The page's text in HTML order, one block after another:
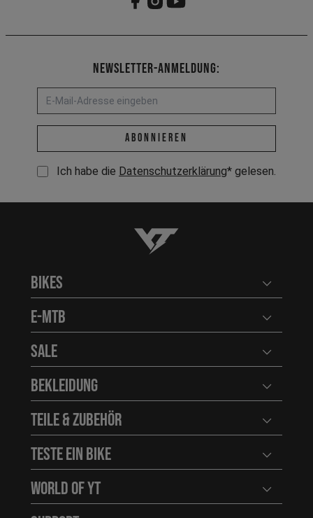
Newsletter-Anmeldung:
E-Mail-Adresse *
abonnieren
Ich habe die Datenschutzerklärung* gelesen.
YT-Industries
Bikes
E-MTB
Sale
Bekleidung
Teile & Zubehör
Teste ein Bike
World of YT